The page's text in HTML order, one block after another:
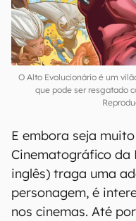
O Alto Evolucionário é um
que pode ser resgatado
E embora seja
Cinematográfico da
inglês) traga uma
personagem, é
nos cinemas. Até